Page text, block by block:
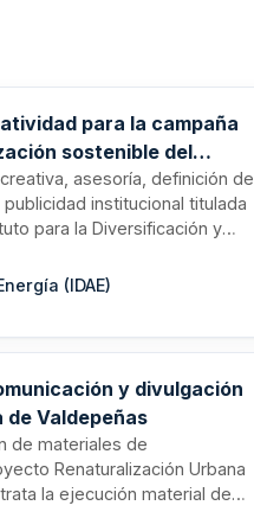
para la campaña
sostenible del
Energíaasesoría, definición de
institucional titulada
para la Diversificación y
organismos públicos. El
desde la
(IDAE)
y divulgación
Valdepeñas
de materiales de
Renaturalización Urbana
la ejecución material de